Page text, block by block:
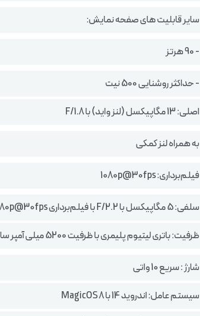
سایر قابلیت های صفحه نمایش:
- 90 هرتز
- حداکثر روشنایی 500 نیت
اصلی: 13 مگاپیکسل (لنز واید) با F/1.8
به همراه لنز کمکی
فیلم‌برداری: 1080p@30fps
سلفی: 5 مگاپیکسل با F/2.2 با فیلم‌برداری 1080p@30fps
ظرفیت: باتری لیتیوم پلیمری با ظرفیت 5200 میلی آمپر ساعت
شارژ : سریع 10 واتی
سیستم‌ عامل: اندروید 14 با MagicOS 8